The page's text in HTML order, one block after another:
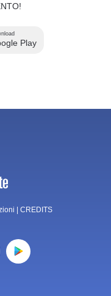
Play
CREDITS